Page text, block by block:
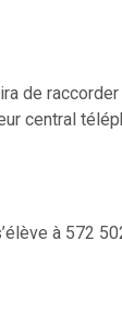
de
central
à 572